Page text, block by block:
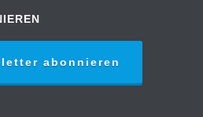
abonnieren